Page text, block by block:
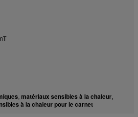
, matériaux sensibles à la chaleur,
à la chaleur pour le carnet